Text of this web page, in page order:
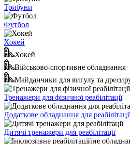
Трибуни
Футбол
Хокей
Хокей
Військово-спортивне обладнання
Майданчики для вигулу та
Тренажери для фізичної реабілітації
Додаткове обладнання для
Дитячі тренажери для реабілітації